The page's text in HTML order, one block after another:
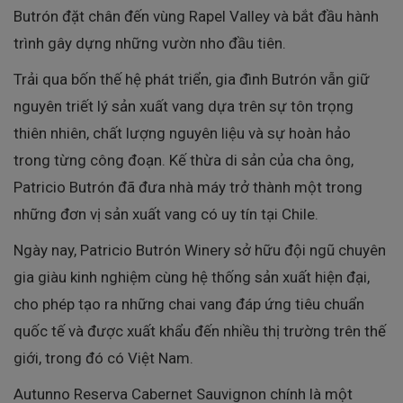
Butrón đặt chân đến vùng Rapel Valley và bắt đầu hành
trình gây dựng những vườn nho đầu tiên.
Trải qua bốn thế hệ phát triển, gia đình Butrón vẫn giữ
nguyên triết lý sản xuất vang dựa trên sự tôn trọng
thiên nhiên, chất lượng nguyên liệu và sự hoàn hảo
trong từng công đoạn. Kế thừa di sản của cha ông,
Patricio Butrón đã đưa nhà máy trở thành một trong
những đơn vị sản xuất vang có uy tín tại Chile.
Ngày nay, Patricio Butrón Winery sở hữu đội ngũ chuyên
gia giàu kinh nghiệm cùng hệ thống sản xuất hiện đại,
cho phép tạo ra những chai vang đáp ứng tiêu chuẩn
quốc tế và được xuất khẩu đến nhiều thị trường trên thế
giới, trong đó có Việt Nam.
Autunno Reserva Cabernet Sauvignon chính là một